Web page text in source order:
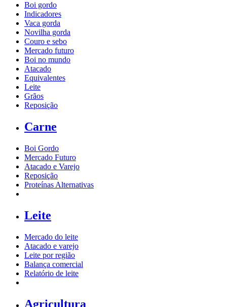
Boi gordo
Indicadores
Vaca gorda
Novilha gorda
Couro e sebo
Mercado futuro
Boi no mundo
Atacado
Equivalentes
Leite
Grãos
Reposição
Carne
Boi Gordo
Mercado Futuro
Atacado e Varejo
Reposição
Proteínas Alternativas
Leite
Mercado do leite
Atacado e varejo
Leite por região
Balança comercial
Relatório de leite
Agricultura